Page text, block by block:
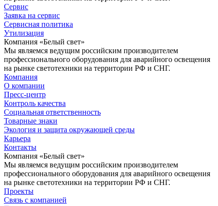
Сервис
Заявка на сервис
Сервисная политика
Утилизация
Компания «Белый свет»
Мы являемся ведущим российским производителем
профессионального оборудования для аварийного освещения
на рынке светотехники на территории РФ и СНГ.
Компания
О компании
Пресс-центр
Контроль качества
Социальная ответственность
Товарные знаки
Экология и защита окружающей среды
Карьера
Контакты
Компания «Белый свет»
Мы являемся ведущим российским производителем
профессионального оборудования для аварийного освещения
на рынке светотехники на территории РФ и СНГ.
Проекты
Связь с компанией